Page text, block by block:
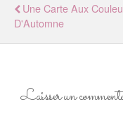
Une Carte Aux
D'Automne
Laisser un